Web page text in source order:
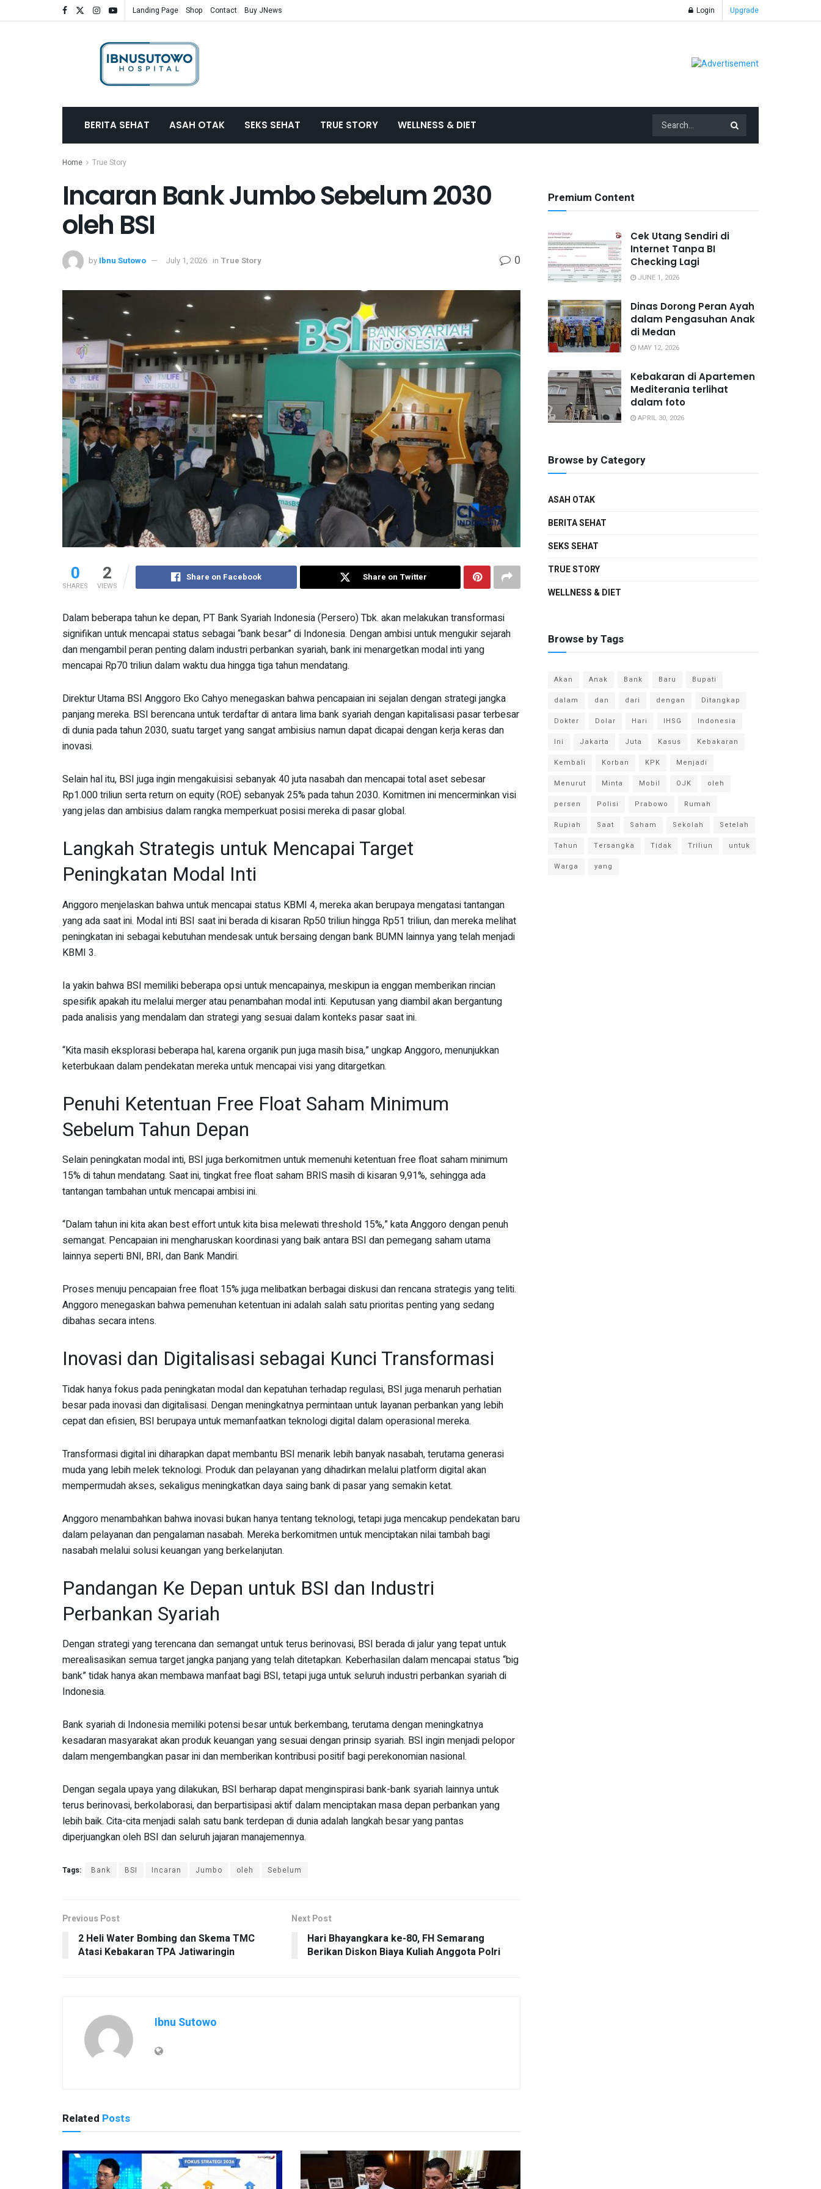
Landing Page Shop Contact Buy JNews Login Upgrade
BERITA SEHAT ASAH OTAK SEKS SEHAT TRUE STORY WELLNESS & DIET
Home True Story
Incaran Bank Jumbo Sebelum 2030
oleh BSI
by Ibnu Sutowo July 1, 2026 in True Story 0
0
SHARES
2
VIEWS
Share on Facebook Share on Twitter
Dalam beberapa tahun ke depan, PT Bank Syariah Indonesia (Persero) Tbk. akan melakukan transformasi
signifikan untuk mencapai status sebagai “bank besar” di Indonesia. Dengan ambisi untuk mengukir sejarah
dan mengambil peran penting dalam industri perbankan syariah, bank ini menargetkan modal inti yang
mencapai Rp70 triliun dalam waktu dua hingga tiga tahun mendatang.
Direktur Utama BSI Anggoro Eko Cahyo menegaskan bahwa pencapaian ini sejalan dengan strategi jangka
panjang mereka. BSI berencana untuk terdaftar di antara lima bank syariah dengan kapitalisasi pasar terbesar
di dunia pada tahun 2030, suatu target yang sangat ambisius namun dapat dicapai dengan kerja keras dan
inovasi.
Selain hal itu, BSI juga ingin mengakuisisi sebanyak 40 juta nasabah dan mencapai total aset sebesar
Rp1.000 triliun serta return on equity (ROE) sebanyak 25% pada tahun 2030. Komitmen ini mencerminkan visi
yang jelas dan ambisius dalam rangka memperkuat posisi mereka di pasar global.
Langkah Strategis untuk Mencapai Target
Peningkatan Modal Inti
Anggoro menjelaskan bahwa untuk mencapai status KBMI 4, mereka akan berupaya mengatasi tantangan
yang ada saat ini. Modal inti BSI saat ini berada di kisaran Rp50 triliun hingga Rp51 triliun, dan mereka melihat
peningkatan ini sebagai kebutuhan mendesak untuk bersaing dengan bank BUMN lainnya yang telah menjadi
KBMI 3.
Ia yakin bahwa BSI memiliki beberapa opsi untuk mencapainya, meskipun ia enggan memberikan rincian
spesifik apakah itu melalui merger atau penambahan modal inti. Keputusan yang diambil akan bergantung
pada analisis yang mendalam dan strategi yang sesuai dalam konteks pasar saat ini.
“Kita masih eksplorasi beberapa hal, karena organik pun juga masih bisa,” ungkap Anggoro, menunjukkan
keterbukaan dalam pendekatan mereka untuk mencapai visi yang ditargetkan.
Penuhi Ketentuan Free Float Saham Minimum
Sebelum Tahun Depan
Selain peningkatan modal inti, BSI juga berkomitmen untuk memenuhi ketentuan free float saham minimum
15% di tahun mendatang. Saat ini, tingkat free float saham BRIS masih di kisaran 9,91%, sehingga ada
tantangan tambahan untuk mencapai ambisi ini.
“Dalam tahun ini kita akan best effort untuk kita bisa melewati threshold 15%,” kata Anggoro dengan penuh
semangat. Pencapaian ini mengharuskan koordinasi yang baik antara BSI dan pemegang saham utama
lainnya seperti BNI, BRI, dan Bank Mandiri.
Proses menuju pencapaian free float 15% juga melibatkan berbagai diskusi dan rencana strategis yang teliti.
Anggoro menegaskan bahwa pemenuhan ketentuan ini adalah salah satu prioritas penting yang sedang
dibahas secara intens.
Inovasi dan Digitalisasi sebagai Kunci Transformasi
Tidak hanya fokus pada peningkatan modal dan kepatuhan terhadap regulasi, BSI juga menaruh perhatian
besar pada inovasi dan digitalisasi. Dengan meningkatnya permintaan untuk layanan perbankan yang lebih
cepat dan efisien, BSI berupaya untuk memanfaatkan teknologi digital dalam operasional mereka.
Transformasi digital ini diharapkan dapat membantu BSI menarik lebih banyak nasabah, terutama generasi
muda yang lebih melek teknologi. Produk dan pelayanan yang dihadirkan melalui platform digital akan
mempermudah akses, sekaligus meningkatkan daya saing bank di pasar yang semakin ketat.
Anggoro menambahkan bahwa inovasi bukan hanya tentang teknologi, tetapi juga mencakup pendekatan baru
dalam pelayanan dan pengalaman nasabah. Mereka berkomitmen untuk menciptakan nilai tambah bagi
nasabah melalui solusi keuangan yang berkelanjutan.
Pandangan Ke Depan untuk BSI dan Industri
Perbankan Syariah
Dengan strategi yang terencana dan semangat untuk terus berinovasi, BSI berada di jalur yang tepat untuk
merealisasikan semua target jangka panjang yang telah ditetapkan. Keberhasilan dalam mencapai status “big
bank” tidak hanya akan membawa manfaat bagi BSI, tetapi juga untuk seluruh industri perbankan syariah di
Indonesia.
Bank syariah di Indonesia memiliki potensi besar untuk berkembang, terutama dengan meningkatnya
kesadaran masyarakat akan produk keuangan yang sesuai dengan prinsip syariah. BSI ingin menjadi pelopor
dalam mengembangkan pasar ini dan memberikan kontribusi positif bagi perekonomian nasional.
Dengan segala upaya yang dilakukan, BSI berharap dapat menginspirasi bank-bank syariah lainnya untuk
terus berinovasi, berkolaborasi, dan berpartisipasi aktif dalam menciptakan masa depan perbankan yang
lebih baik. Cita-cita menjadi salah satu bank terdepan di dunia adalah langkah besar yang pantas
diperjuangkan oleh BSI dan seluruh jajaran manajemennya.
Tags: Bank BSI Incaran Jumbo oleh Sebelum
Previous Post
2 Heli Water Bombing dan Skema TMC
Atasi Kebakaran TPA Jatiwaringin
Next Post
Hari Bhayangkara ke-80, FH Semarang
Berikan Diskon Biaya Kuliah Anggota Polri
Ibnu Sutowo
Related Posts
Premium Content
Cek Utang Sendiri di
Internet Tanpa BI
Checking Lagi
JUNE 1, 2026
Dinas Dorong Peran Ayah
dalam Pengasuhan Anak
di Medan
MAY 12, 2026
Kebakaran di Apartemen
Mediterania terlihat
dalam foto
APRIL 30, 2026
Browse by Category
ASAH OTAK
BERITA SEHAT
SEKS SEHAT
TRUE STORY
WELLNESS & DIET
Browse by Tags
Akan Anak Bank Baru
Bupati
dalam
dan dari dengan
Ditangkap
Dokter
Dolar Hari IHSG
Indonesia
Ini
Jakarta Juta Kasus
Kebakaran
Kembali
Korban KPK
Menjadi
Menurut
Minta Mobil OJK
oleh
persen
Polisi Prabowo
Rumah
Rupiah
Saat Saham Sekolah
Setelah
Tahun
Tersangka Tidak Triliun
untuk
Warga
yang